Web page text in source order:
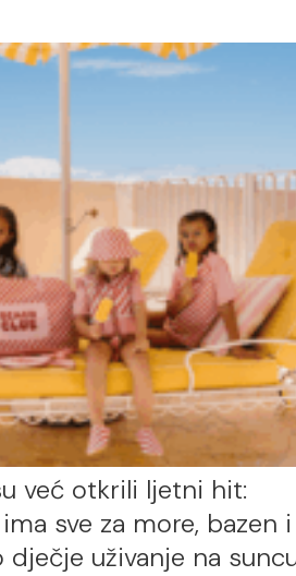
već otkrili ljetni hit:
sve za more, bazen i
dječje uživanje na